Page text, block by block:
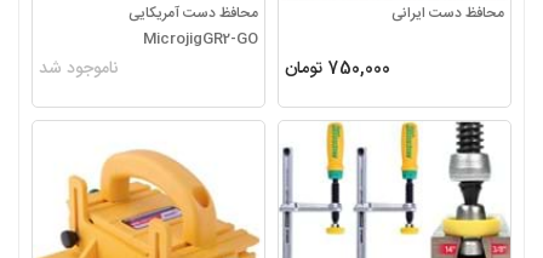
محافظ دست ایرانی
750,000 تومان
محافظ دست آمریکایی
MicrojigGR2-GO
ناموجود شد